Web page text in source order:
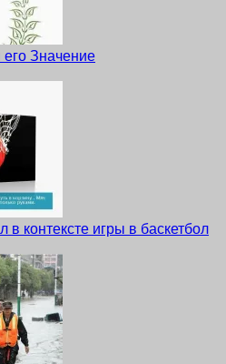
Значение
в контексте игры в баскетбол